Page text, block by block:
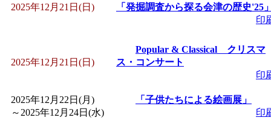
2025年12月21日(日)
「発掘調査から探る会津の歴史'25
印
2025年12月21日(日)
Popular & Classical クリスマ
ス・コンサート
印
2025年12月22日(月)
～ 2025年12月24日(水)
「子供たちによる絵画展」
印